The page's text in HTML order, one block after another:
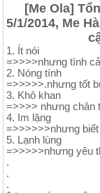
[Me Ola]
5/1/2014, Me
1. Ít nói
=>>>>nhưng tình
2. Nóng tính
=>>>>>.nhưng tốt
3. Khô khan
=>>>> nhưng chân
4. Im lặng
=>>>>>>nhưng biết
5. Lạnh lùng
=>>>>>nhưng yêu
.
.
.